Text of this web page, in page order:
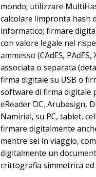
mondo; utilizzare
calcolare limpronta hash
informatico; firmare
con valore legale nel
ammesso (CAdES,
associata o separata
firma digitale su USB o
software di firma digitale
eReader DC, Arubasign,
Namirial, su PC, tablet,
firmare digitalmente
mentre sei in viaggio,
digitalmente un
crittografia simmetrica ed